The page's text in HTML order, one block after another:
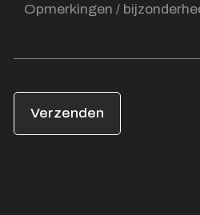
Verzenden